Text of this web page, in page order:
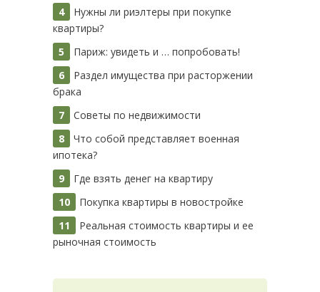
Нужны ли риэлтеры при покупке
квартиры?
Париж: увидеть и … попробовать!
Раздел имущества при расторжении
брака
Советы по недвижимости
Что собой представляет военная
ипотека?
Где взять денег на квартиру
Покупка квартиры в новостройке
Реальная стоимость квартиры и ее
рыночная стоимость